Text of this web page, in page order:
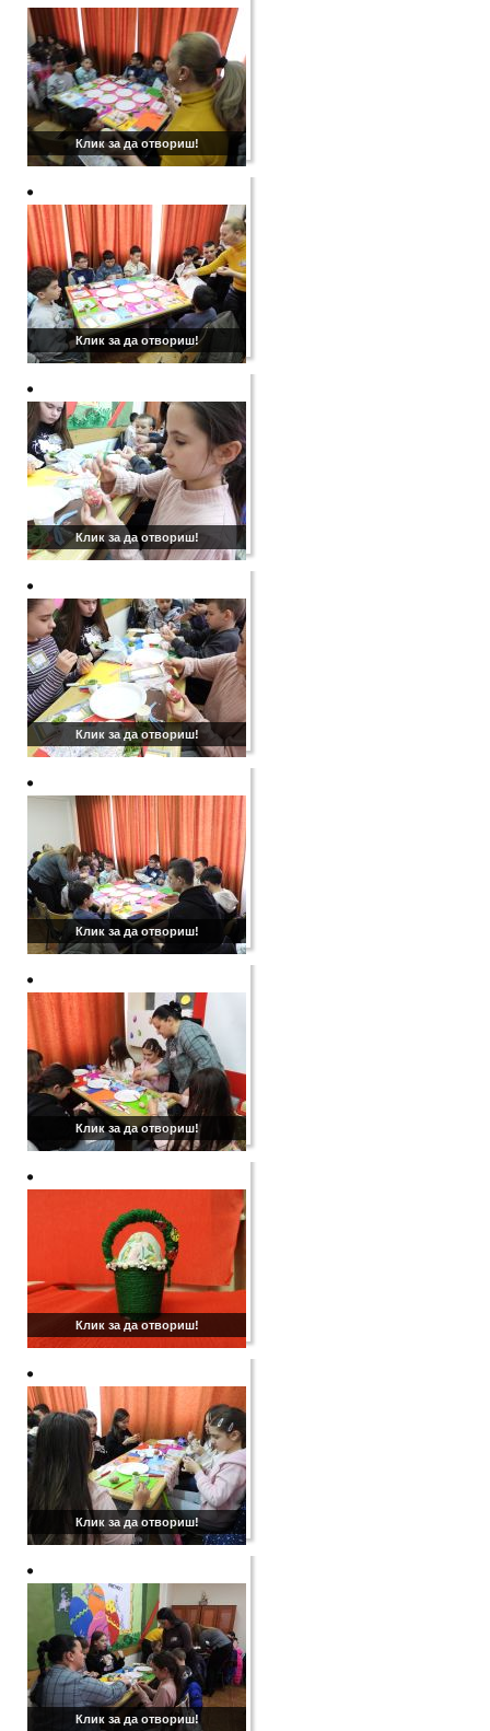
Клик за да отвориш!
Клик за да отвориш!
Клик за да отвориш!
Клик за да отвориш!
Клик за да отвориш!
Клик за да отвориш!
Клик за да отвориш!
Клик за да отвориш!
Клик за да отвориш!